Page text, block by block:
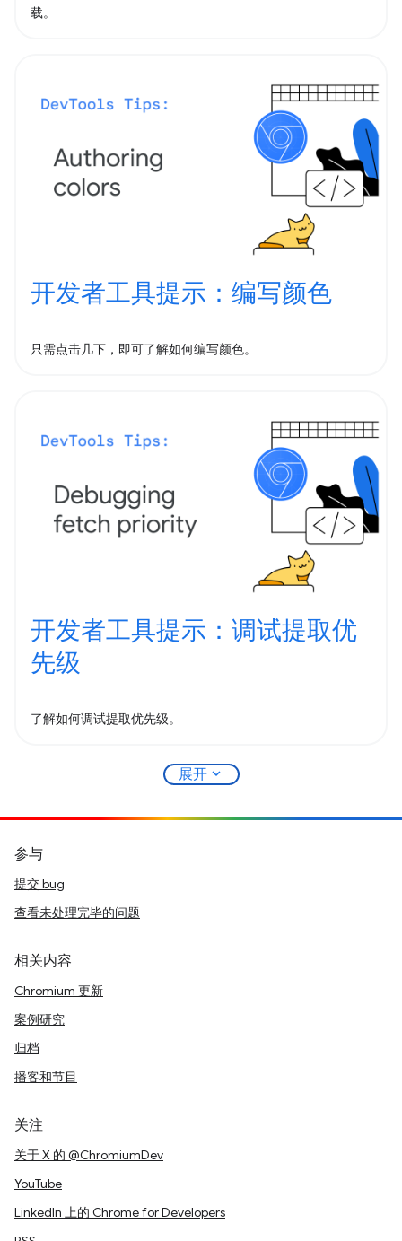
载。
开发者工具提示：编写颜色
只需点击几下，即可了解如何编写颜色。
开发者工具提示：调试提取优
先级
了解如何调试提取优先级。
展开 expand_more
参与
提交 bug
查看未处理完毕的问题
相关内容
Chromium 更新
案例研究
归档
播客和节目
关注
关于 X 的 @ChromiumDev
YouTube
LinkedIn 上的 Chrome for Developers